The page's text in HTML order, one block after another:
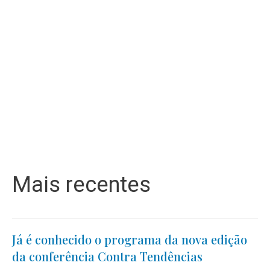
Mais recentes
Já é conhecido o programa da nova edição
da conferência Contra Tendências